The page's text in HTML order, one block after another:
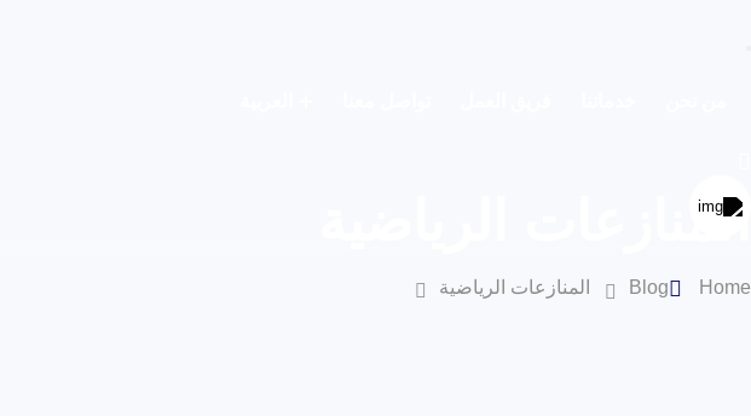
المنازعات الرياضية
Home
Blog المنازعات الرياضية